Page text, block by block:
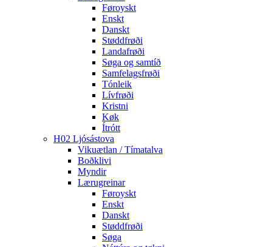
Føroyskt
Enskt
Danskt
Støddfrøði
Landafrøði
Søga og samtíð
Samfelagsfrøði
Tónleik
Lívfrøði
Kristni
Køk
Ítrótt
H02 Ljósástova
Vikuætlan / Tímatalva
Boðklivi
Myndir
Lærugreinar
Føroyskt
Enskt
Danskt
Støddfrøði
Søga